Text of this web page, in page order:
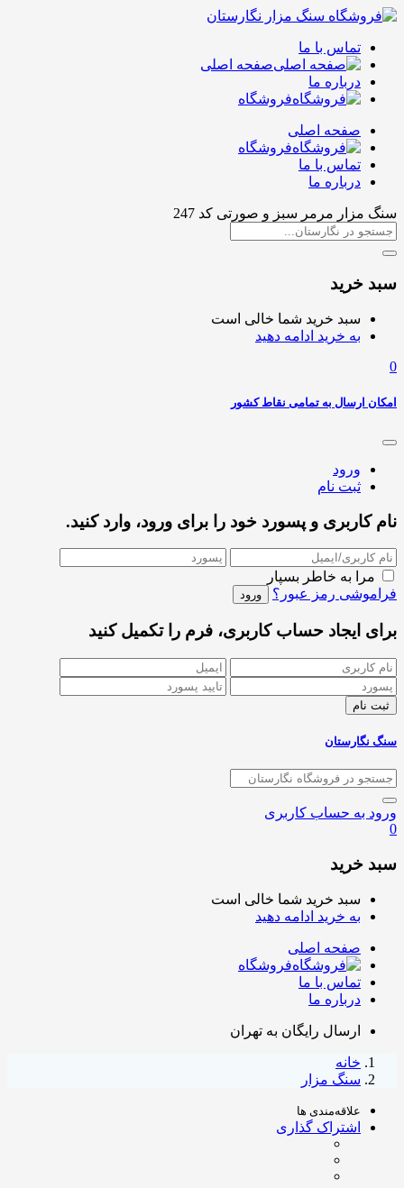
تماس با ما
صفحه اصلی
درباره ما
فروشگاه
صفحه اصلی
فروشگاه
تماس با ما
درباره ما
سنگ مزار مرمر سبز و صورتی کد 247
سبد خرید
سبد خرید شما خالی است
به خرید ادامه دهید
0
امکان ارسال به تمامی نقاط کشور
ورود
ثبت نام
نام کاربری و پسورد خود را برای ورود، وارد کنید.
مرا به خاطر بسپار
فراموشی رمز عبور؟
برای ایجاد حساب کاربری، فرم را تکمیل کنید
سنگ نگارستان
ورود به حساب کاربری
0
سبد خرید
سبد خرید شما خالی است
به خرید ادامه دهید
صفحه اصلی
فروشگاه
تماس با ما
درباره ما
ارسال رایگان به تهران
خانه
سنگ مزار
علاقه‌مندی ها
اشتراک گذاری